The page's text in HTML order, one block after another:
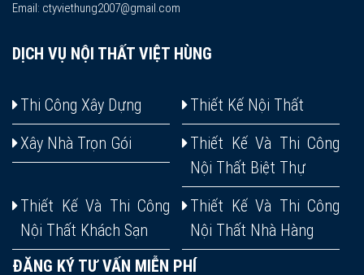
Email: ctyviethung2007@gmail.com
DỊCH VỤ NỘI THẤT VIỆT HÙNG
Thi Công Xây Dựng
Thiết Kế Nội Thất
Xây Nhà Trọn Gói
Thiết Kế Và Thi Công
Nội Thất Biệt Thự
Thiết Kế Và Thi Công
Nội Thất Khách Sạn
Thiết Kế Và Thi Công
Nội Thất Nhà Hàng
ĐĂNG KÝ TƯ VẤN MIỄN PHÍ